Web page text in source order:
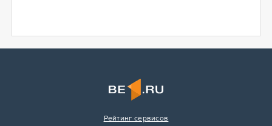
Рейтинг сервисов